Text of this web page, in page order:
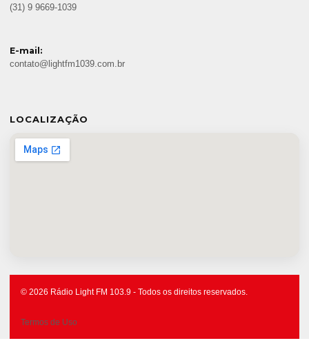
(31) 9 9669-1039
E-mail:
contato@lightfm1039.com.br
LOCALIZAÇÃO
© 2026 Rádio Light FM 103.9 - Todos os direitos reservados.
Termos de Uso